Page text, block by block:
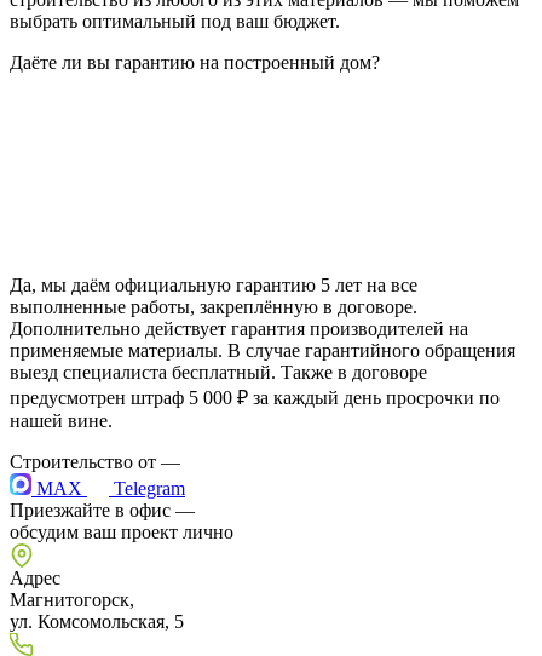
выбрать оптимальный под ваш бюджет.
Даёте ли вы гарантию на построенный дом?
Да, мы даём официальную гарантию 5 лет на все
выполненные работы, закреплённую в договоре.
Дополнительно действует гарантия производителей на
применяемые материалы. В случае гарантийного обращения
выезд специалиста бесплатный. Также в договоре
предусмотрен штраф 5 000 ₽ за каждый день просрочки по
нашей вине.
Строительство от —
MAX
Telegram
Приезжайте в офис —
обсудим ваш проект лично
Адрес
Магнитогорск,
ул. Комсомольская, 5